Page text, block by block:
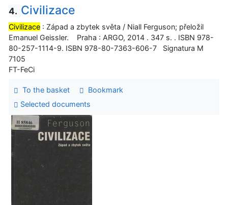
4. Civilizace
Civilizace : Západ a zbytek světa / Niall Ferguson; přeložil
Emanuel Geissler. Praha : ARGO, 2014 . 347 s. . ISBN 978-
80-257-1114-9. ISBN 978-80-7363-606-7 Signatura M
7105
FT-FeCi
To the basket
Bookmark
Selected documents